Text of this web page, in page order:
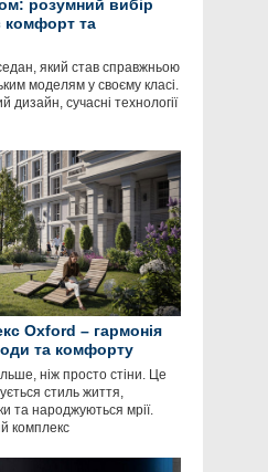
розумний вибір
комфорт та
який став справжньою
моделям у своєму класі.
дизайн, сучасні технології
Oxford – гармонія
та комфорту
ніж просто стіни. Це
стиль життя,
та народжуються мрії.
комплекс